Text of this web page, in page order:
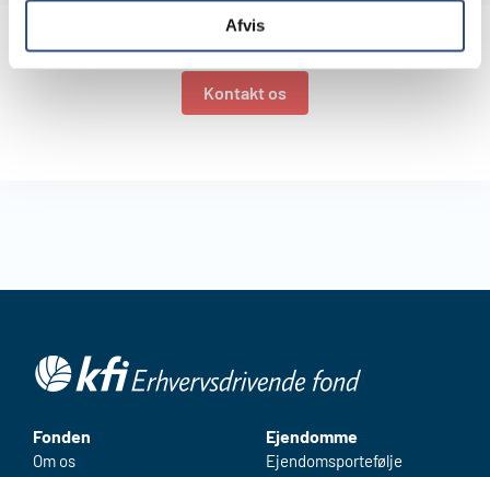
Afvis
Kontakt os
Fonden
Om os
Ejendomme
Ejendomsportefølje